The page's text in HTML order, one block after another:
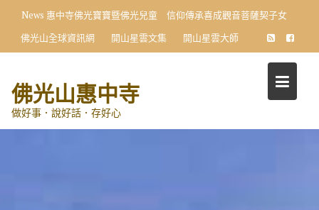
content
News 惠中寺佛光寶寶暨佛光兒童 信仰傳承喜成觀音菩薩契子女
佛光山全球資訊網
開山星雲文集 開山星雲大師
佛光山惠中寺
做好事．說好話．存好心